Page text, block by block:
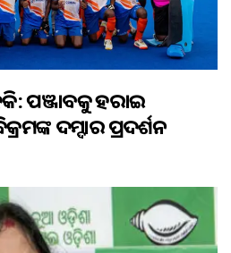
ପଞ୍ଜାବକୁ ହରାଇ
ଦମ୍ଦାର ପ୍ରଦର୍ଶନ